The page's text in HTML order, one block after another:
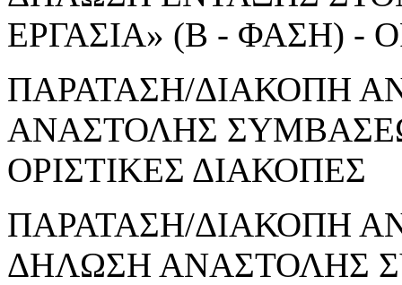
ΕΡΓΑΣΙΑ» (Β - ΦΑΣΗ)
ΠΑΡΑΤΑΣΗ/ΔΙΑΚΟΠΗ
ΑΝΑΣΤΟΛΗΣ
ΟΡΙΣΤΙΚΕΣ ΔΙΑΚΟΠΕΣ
ΠΑΡΑΤΑΣΗ/ΔΙΑΚΟΠΗ
ΔΗΛΩΣΗ ΑΝΑΣΤΟΛΗΣ